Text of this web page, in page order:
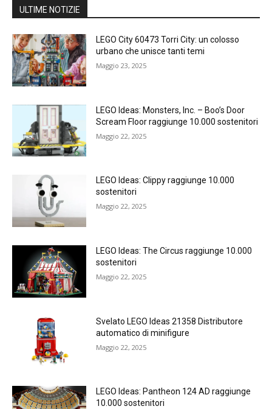
ULTIME NOTIZIE
LEGO City 60473 Torri City: un colosso
urbano che unisce tanti temi
Maggio 23, 2025
LEGO Ideas: Monsters, Inc. – Boo’s Door
Scream Floor raggiunge 10.000 sostenitori
Maggio 22, 2025
LEGO Ideas: Clippy raggiunge 10.000
sostenitori
Maggio 22, 2025
LEGO Ideas: The Circus raggiunge 10.000
sostenitori
Maggio 22, 2025
Svelato LEGO Ideas 21358 Distributore
automatico di minifigure
Maggio 22, 2025
LEGO Ideas: Pantheon 124 AD raggiunge
10.000 sostenitori